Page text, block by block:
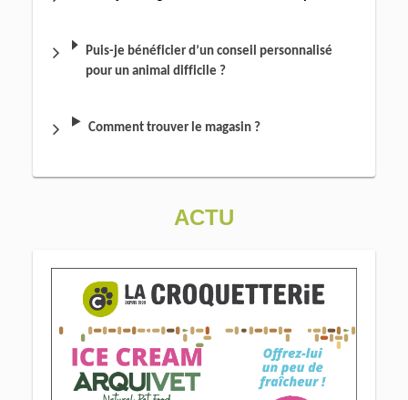
Puis-je bénéficier d’un conseil personnalisé
pour un animal difficile ?
Comment trouver le magasin ?
ACTU